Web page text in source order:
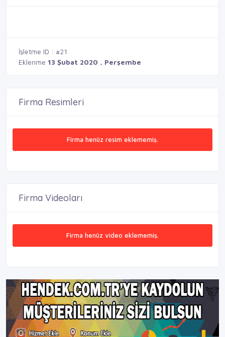
İşletme ID : #21
Eklenme 13 Şubat 2020 , Perşembe
Firma Resimleri
Firma henüz resim eklememiş.
Firma Videoları
Firma henüz video eklememiş.